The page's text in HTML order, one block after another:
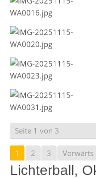
Seite 1 von 3
1 2 3 Vorwärts
Lichterball,